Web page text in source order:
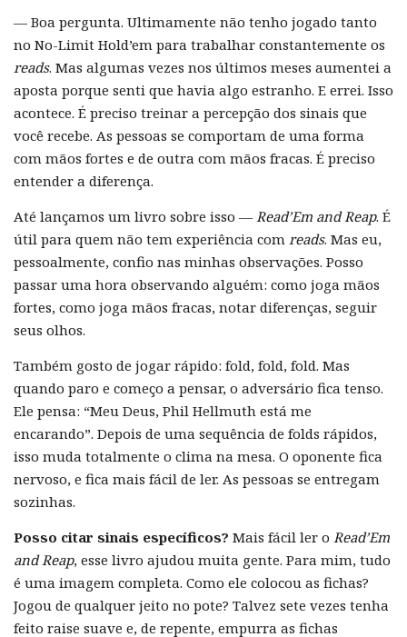
— Boa pergunta. Ultimamente não tenho jogado tanto
no No-Limit Hold’em para trabalhar constantemente os
reads. Mas algumas vezes nos últimos meses aumentei a
aposta porque senti que havia algo estranho. E errei. Isso
acontece. É preciso treinar a percepção dos sinais que
você recebe. As pessoas se comportam de uma forma
com mãos fortes e de outra com mãos fracas. É preciso
entender a diferença.
Até lançamos um livro sobre isso — Read’Em and Reap. É
útil para quem não tem experiência com reads. Mas eu,
pessoalmente, confio nas minhas observações. Posso
passar uma hora observando alguém: como joga mãos
fortes, como joga mãos fracas, notar diferenças, seguir
seus olhos.
Também gosto de jogar rápido: fold, fold, fold. Mas
quando paro e começo a pensar, o adversário fica tenso.
Ele pensa: “Meu Deus, Phil Hellmuth está me
encarando”. Depois de uma sequência de folds rápidos,
isso muda totalmente o clima na mesa. O oponente fica
nervoso, e fica mais fácil de ler. As pessoas se entregam
sozinhas.
Posso citar sinais específicos? Mais fácil ler o Read’Em
and Reap, esse livro ajudou muita gente. Para mim, tudo
é uma imagem completa. Como ele colocou as fichas?
Jogou de qualquer jeito no pote? Talvez sete vezes tenha
feito raise suave e, de repente, empurra as fichas